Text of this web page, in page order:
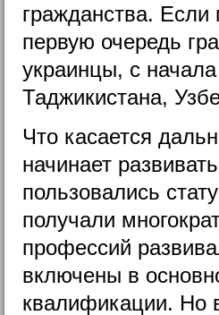
гражданства.
первую очередь
украинцы, с
Таджикистана,
Что касается
начинает
пользовались
получали
профессий
включены в
квалификации. Но